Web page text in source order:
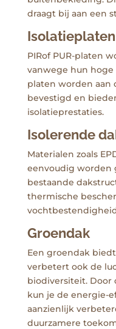
draagt bij aan een
Isolatieplaten
PIRof PUR-platen
vanwege hun
platen worden aan
bevestigd en
isolatieprestaties.
Isolerende
Materialen zoals
eenvoudig worden
bestaande
thermische
Groendak
Een groendak
verbetert ook de
biodiversiteit. Door
kun je de energie-
aanzienlijk
duurzamere